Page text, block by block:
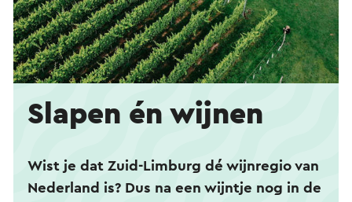
Slapen én wijnen
Wist je dat Zuid-Limburg dé wijnregio van
Nederland is? Dus na een wijntje nog in de